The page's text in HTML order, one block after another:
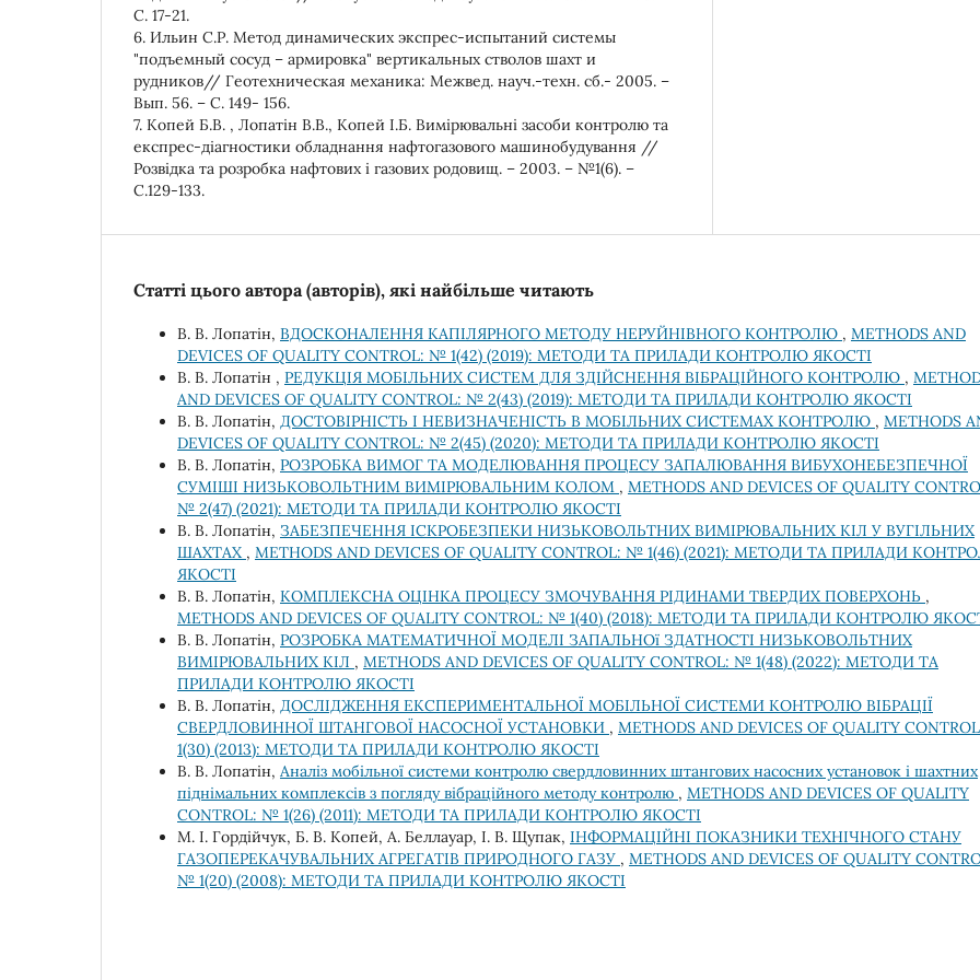
С. 17-21.
6. Ильин С.Р. Метод динамических экспрес-испытаний системы
"подъемный сосуд – армировка" вертикальных стволов шахт и
рудников// Геотехническая механика: Межвед. науч.-техн. сб.- 2005. –
Вып. 56. – С. 149- 156.
7. Копей Б.В. , Лопатін В.В., Копей І.Б. Вимірювальні засоби контролю та
експрес-діагностики обладнання нафтогазового машинобудування //
Розвідка та розробка нафтових і газових родовищ. – 2003. – №1(6). –
С.129-133.
Статті цього автора (авторів), які найбільше читають
В. В. Лопатін, ВДОСКОНАЛЕННЯ КАПІЛЯРНОГО МЕТОДУ НЕРУЙНІВНОГО КОНТРОЛЮ , METHODS AND
DEVICES OF QUALITY CONTROL: № 1(42) (2019): МЕТОДИ ТА ПРИЛАДИ КОНТРОЛЮ ЯКОСТІ
В. В. Лопатін , РЕДУКЦІЯ МОБІЛЬНИХ СИСТЕМ ДЛЯ ЗДІЙСНЕННЯ ВІБРАЦІЙНОГО КОНТРОЛЮ ,
AND DEVICES OF QUALITY CONTROL: № 2(43) (2019): МЕТОДИ ТА ПРИЛАДИ КОНТРОЛЮ ЯКОСТІ
В. В. Лопатін, ДОСТОВІРНІСТЬ І НЕВИЗНАЧЕНІСТЬ В МОБІЛЬНИХ СИСТЕМАХ КОНТРОЛЮ , METHODS
DEVICES OF QUALITY CONTROL: № 2(45) (2020): МЕТОДИ ТА ПРИЛАДИ КОНТРОЛЮ ЯКОСТІ
В. В. Лопатін, РОЗРОБКА ВИМОГ ТА МОДЕЛЮВАННЯ ПРОЦЕСУ ЗАПАЛЮВАННЯ ВИБУХОНЕБЕЗПЕЧНОЇ
СУМІШІ НИЗЬКОВОЛЬТНИМ ВИМІРЮВАЛЬНИМ КОЛОМ , METHODS AND DEVICES OF QUALITY
№ 2(47) (2021): МЕТОДИ ТА ПРИЛАДИ КОНТРОЛЮ ЯКОСТІ
В. В. Лопатін, ЗАБЕЗПЕЧЕННЯ ІСКРОБЕЗПЕКИ НИЗЬКОВОЛЬТНИХ ВИМІРЮВАЛЬНИХ КІЛ У ВУГІЛЬНИХ
ШАХТАХ , METHODS AND DEVICES OF QUALITY CONTROL: № 1(46) (2021): МЕТОДИ ТА ПРИЛАДИ
ЯКОСТІ
В. В. Лопатін, КОМПЛЕКСНА ОЦІНКА ПРОЦЕСУ ЗМОЧУВАННЯ РІДИНАМИ ТВЕРДИХ ПОВЕРХОНЬ ,
METHODS AND DEVICES OF QUALITY CONTROL: № 1(40) (2018): МЕТОДИ ТА ПРИЛАДИ КОНТРОЛЮ
В. В. Лопатін, РОЗРОБКА МАТЕМАТИЧНОЇ МОДЕЛІ ЗАПАЛЬНОї ЗДАТНОСТІ НИЗЬКОВОЛЬТНИХ
ВИМІРЮВАЛЬНИХ КІЛ , METHODS AND DEVICES OF QUALITY CONTROL: № 1(48) (2022): МЕТОДИ ТА
ПРИЛАДИ КОНТРОЛЮ ЯКОСТІ
В. В. Лопатін, ДОСЛІДЖЕННЯ ЕКСПЕРИМЕНТАЛЬНОЇ МОБІЛЬНОЇ СИСТЕМИ КОНТРОЛЮ ВІБРАЦІЇ
СВЕРДЛОВИННОЇ ШТАНГОВОЇ НАСОСНОЇ УСТАНОВКИ , METHODS AND DEVICES OF QUALITY
1(30) (2013): МЕТОДИ ТА ПРИЛАДИ КОНТРОЛЮ ЯКОСТІ
В. В. Лопатін, Аналіз мобільної системи контролю свердловинних штангових насосних установок і шахтних
піднімальних комплексів з погляду вібраційного методу контролю , METHODS AND DEVICES OF QUALITY
CONTROL: № 1(26) (2011): МЕТОДИ ТА ПРИЛАДИ КОНТРОЛЮ ЯКОСТІ
М. І. Гордійчук, Б. В. Копей, А. Беллауар, І. В. Щупак, ІНФОРМАЦІЙНІ ПОКАЗНИКИ ТЕХНІЧНОГО СТАНУ
ГАЗОПЕРЕКАЧУВАЛЬНИХ АГРЕГАТІВ ПРИРОДНОГО ГАЗУ , METHODS AND DEVICES OF QUALITY
№ 1(20) (2008): МЕТОДИ ТА ПРИЛАДИ КОНТРОЛЮ ЯКОСТІ